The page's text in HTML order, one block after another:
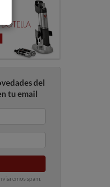
del
tu email
spam.